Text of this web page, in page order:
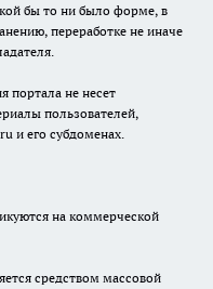
бы то ни было форме, в
переработке не иначе
портала не несет
пользователей,
и его субдоменах.
на коммерческой
средством массовой